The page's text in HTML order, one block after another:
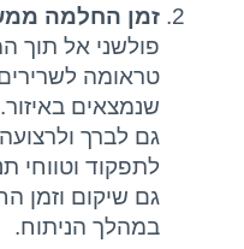
זמן החלמה
פולשני אל תוך
טראומה
שנמצאים
גם לברך
לתפקוד וטווחי
גם שיקום וזמן
במהלך הניתוח.